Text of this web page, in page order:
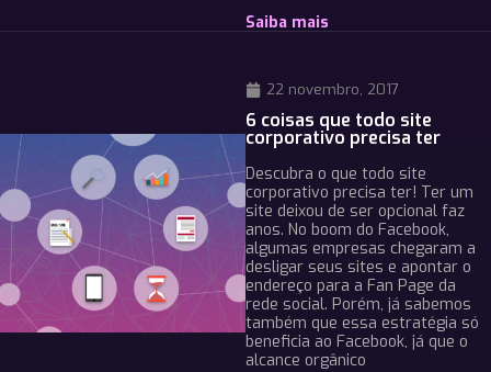
Saiba mais
22 novembro, 2017
6 coisas que todo site
corporativo precisa ter
Descubra o que todo site
corporativo precisa ter! Ter um
site deixou de ser opcional faz
anos. No boom do Facebook,
algumas empresas chegaram a
desligar seus sites e apontar o
endereço para a Fan Page da
rede social. Porém, já sabemos
também que essa estratégia só
beneficia ao Facebook, já que o
alcance orgânico